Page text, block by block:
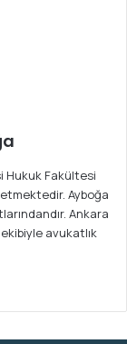
Hukuk Fakültesi
Ayboğa
Ankara
avukatlık